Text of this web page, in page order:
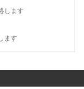
します
ます